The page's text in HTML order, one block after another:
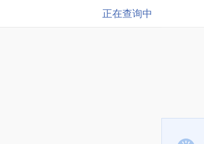
正在查询中